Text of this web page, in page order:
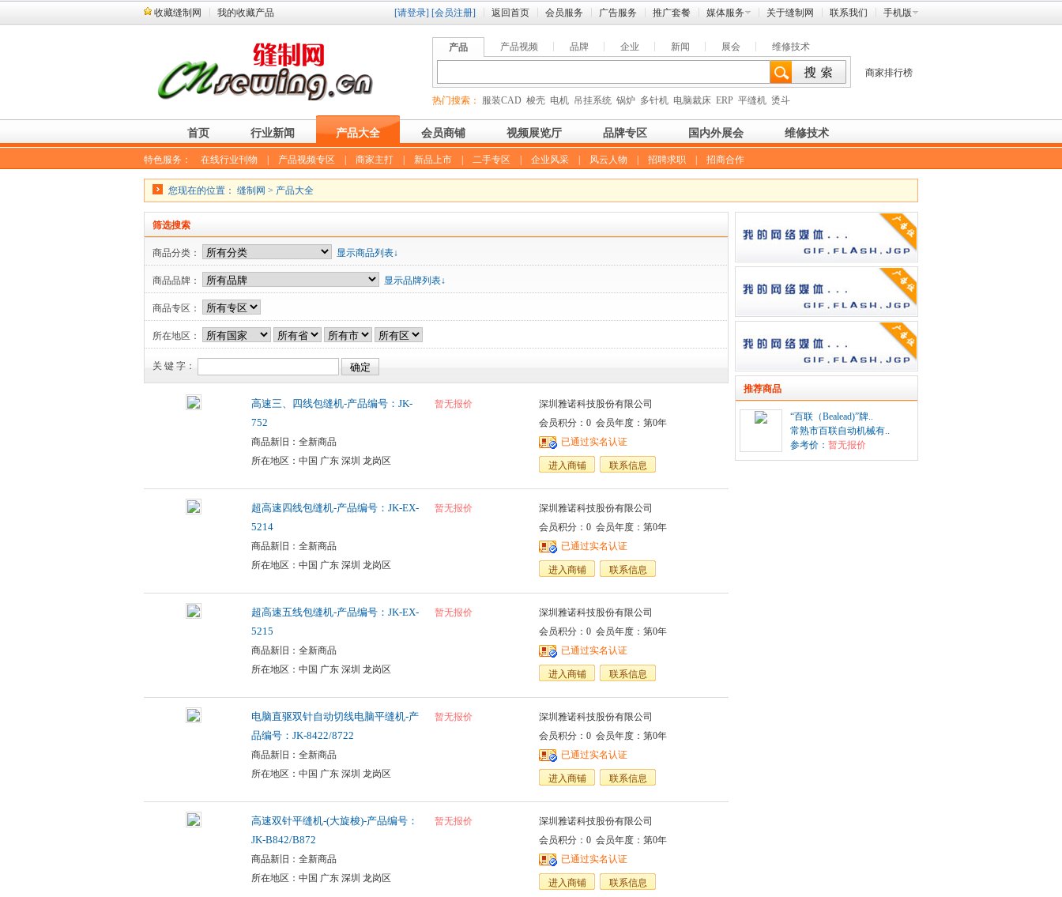
收藏缝制网 我的收藏产品 [请登录] [会员注册] 返回首页 会员服务 广告服务 推广套餐 媒体服务 关于缝制网 联系我们 手机版
产品 产品视频 品牌 企业 新闻 展会 维修技术
热门搜索： 服装CAD 梭壳 电机 吊挂系统 锅炉 多针机 电脑裁床 ERP 平缝机 烫斗
商家排行榜
首页 行业新闻 产品大全 会员商铺 视频展览厅 品牌专区 国内外展会 维修技术
特色服务： 在线行业刊物 产品视频专区 商家主打 新品上市 二手专区 企业风采 风云人物 招聘求职 招商合作
您现在的位置： 缝制网 > 产品大全
筛选搜索
商品分类： 显示商品列表↓
商品品牌： 显示品牌列表↓
商品专区：
所在地区：
关 键 字：
高速三、四线包缝机-产品编号：JK-
752
商品新旧：全新商品
所在地区：中国 广东 深圳 龙岗区
暂无报价
深圳雅诺科技股份有限公司
会员积分：0 会员年度：第0年
已通过实名认证
进入商铺 联系信息
超高速四线包缝机-产品编号：JK-EX-
5214
商品新旧：全新商品
所在地区：中国 广东 深圳 龙岗区
暂无报价
深圳雅诺科技股份有限公司
会员积分：0 会员年度：第0年
已通过实名认证
进入商铺 联系信息
超高速五线包缝机-产品编号：JK-EX-
5215
商品新旧：全新商品
所在地区：中国 广东 深圳 龙岗区
暂无报价
深圳雅诺科技股份有限公司
会员积分：0 会员年度：第0年
已通过实名认证
进入商铺 联系信息
电脑直驱双针自动切线电脑平缝机-产
品编号：JK-8422/8722
商品新旧：全新商品
所在地区：中国 广东 深圳 龙岗区
暂无报价
深圳雅诺科技股份有限公司
会员积分：0 会员年度：第0年
已通过实名认证
进入商铺 联系信息
高速双针平缝机-(大旋梭)-产品编号：
JK-B842/B872
商品新旧：全新商品
所在地区：中国 广东 深圳 龙岗区
暂无报价
深圳雅诺科技股份有限公司
会员积分：0 会员年度：第0年
已通过实名认证
进入商铺 联系信息
推荐商品
“百联（Bealead)”牌..
常熟市百联自动机械有..
参考价： 暂无报价